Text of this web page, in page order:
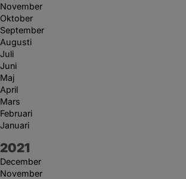
November
Oktober
September
Augusti
Juli
Juni
Maj
April
Mars
Februari
Januari
År:
2021
December
November